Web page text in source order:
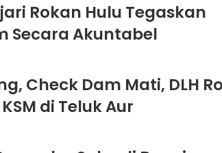
Rokan Hulu Tegaskan
Secara Akuntabel
Check Dam Mati, DLH
di Teluk Aur